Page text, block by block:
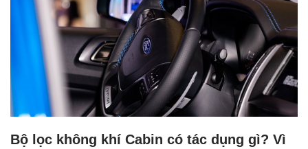
Bộ lọc không khí Cabin có tác dụng gì? Vì